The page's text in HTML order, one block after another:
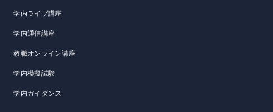
学内ライブ講座
学内通信講座
教職オンライン講座
学内模擬試験
学内ガイダンス